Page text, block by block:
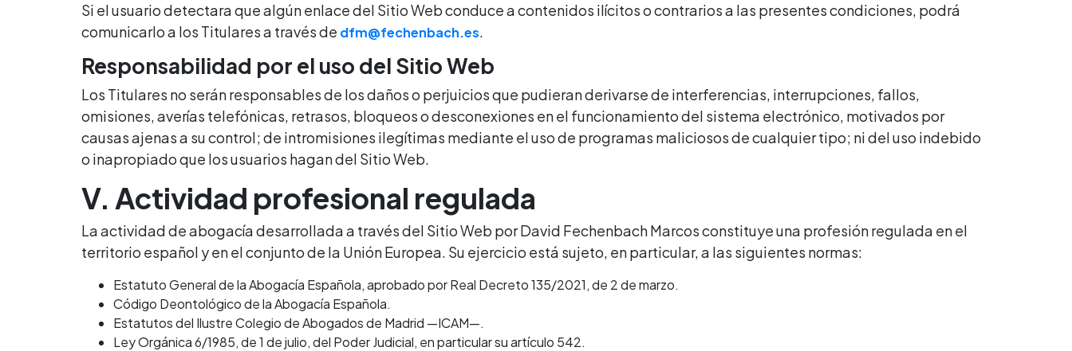
Si el usuario detectara que algún enlace del Sitio Web conduce a contenidos ilícitos o contrarios a las presentes condiciones, podrá
comunicarlo a los Titulares a través de dfm@fechenbach.es.
Responsabilidad por el uso del Sitio Web
Los Titulares no serán responsables de los daños o perjuicios que pudieran derivarse de interferencias, interrupciones, fallos,
omisiones, averías telefónicas, retrasos, bloqueos o desconexiones en el funcionamiento del sistema electrónico, motivados por
causas ajenas a su control; de intromisiones ilegítimas mediante el uso de programas maliciosos de cualquier tipo; ni del uso indebido
o inapropiado que los usuarios hagan del Sitio Web.
V. Actividad profesional regulada
La actividad de abogacía desarrollada a través del Sitio Web por David Fechenbach Marcos constituye una profesión regulada en el
territorio español y en el conjunto de la Unión Europea. Su ejercicio está sujeto, en particular, a las siguientes normas:
Estatuto General de la Abogacía Española, aprobado por Real Decreto 135/2021, de 2 de marzo.
Código Deontológico de la Abogacía Española.
Estatutos del Ilustre Colegio de Abogados de Madrid —ICAM—.
Ley Orgánica 6/1985, de 1 de julio, del Poder Judicial, en particular su artículo 542.